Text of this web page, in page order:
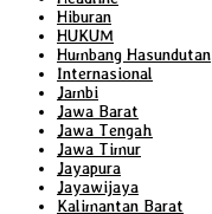
Hiburan
HUKUM
Humbang Hasundutan
Internasional
Jambi
Jawa Barat
Jawa Tengah
Jawa Timur
Jayapura
Jayawijaya
Kalimantan Barat